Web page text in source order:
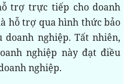
trợ trực tiếp cho doanh
hỗ trợ qua hình thức bảo
nghiệp. Tất nhiên,
nghiệp này đạt điều
nghiệp.